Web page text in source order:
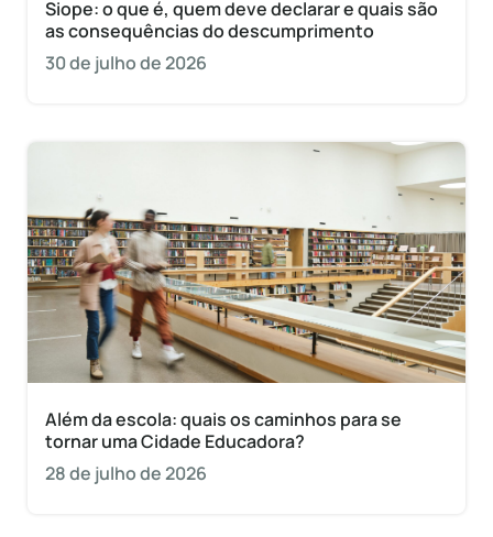
Siope: o que é, quem deve declarar e quais são
as consequências do descumprimento
30 de julho de 2026
Além da escola: quais os caminhos para se
tornar uma Cidade Educadora?
28 de julho de 2026